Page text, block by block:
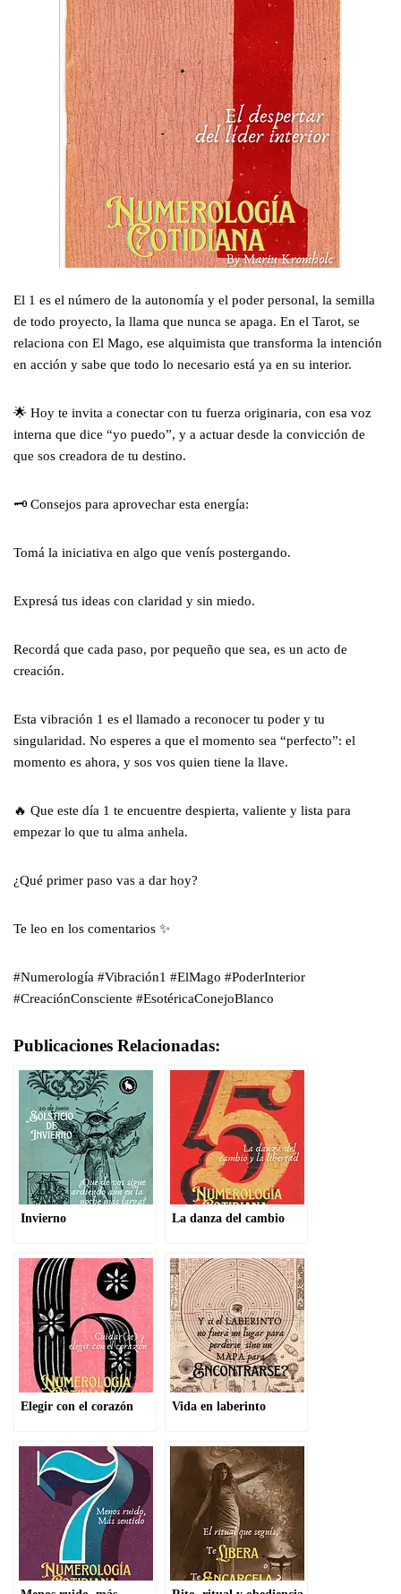
El 1 es el número de la autonomía y el poder personal, la semilla
de todo proyecto, la llama que nunca se apaga. En el Tarot, se
relaciona con El Mago, ese alquimista que transforma la intención
en acción y sabe que todo lo necesario está ya en su interior.
🌟 Hoy te invita a conectar con tu fuerza originaria, con esa voz
interna que dice “yo puedo”, y a actuar desde la convicción de
que sos creadora de tu destino.
🗝️ Consejos para aprovechar esta energía:
Tomá la iniciativa en algo que venís postergando.
Expresá tus ideas con claridad y sin miedo.
Recordá que cada paso, por pequeño que sea, es un acto de
creación.
Esta vibración 1 es el llamado a reconocer tu poder y tu
singularidad. No esperes a que el momento sea “perfecto”: el
momento es ahora, y sos vos quien tiene la llave.
🔥 Que este día 1 te encuentre despierta, valiente y lista para
empezar lo que tu alma anhela.
¿Qué primer paso vas a dar hoy?
Te leo en los comentarios ✨
#Numerología #Vibración1 #ElMago #PoderInterior
#CreaciónConsciente #EsotéricaConejoBlanco
Publicaciones Relacionadas:
Invierno La danza del cambio
Elegir con el corazón Vida en laberinto